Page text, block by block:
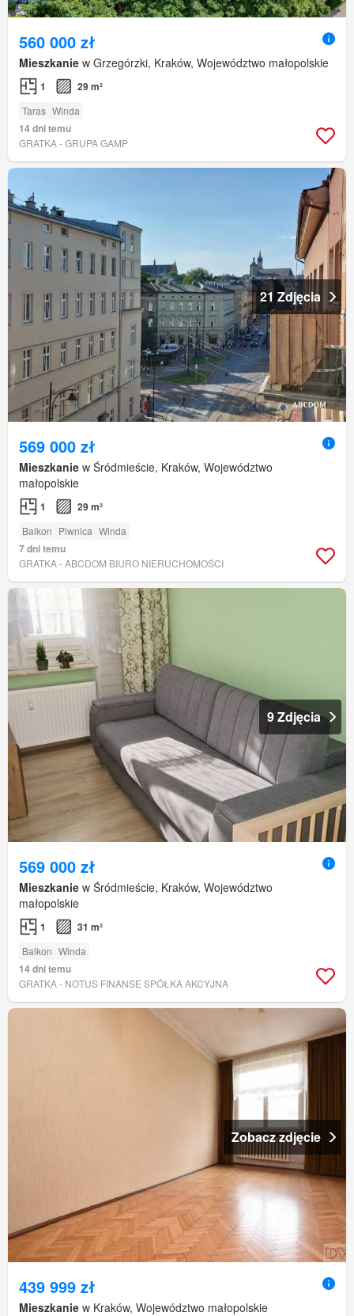
560 000 zł
Mieszkanie w Grzegórzki, Kraków, Województwo małopolskie
1 29 m²
Taras Winda
14 dni temu
GRATKA - GRUPA GAMP
21 Zdjęcia
569 000 zł
Mieszkanie w Śródmieście, Kraków, Województwo
małopolskie
1 29 m²
Balkon Piwnica Winda
7 dni temu
GRATKA - ABCDOM BIURO NIERUCHOMOŚCI
9 Zdjęcia
569 000 zł
Mieszkanie w Śródmieście, Kraków, Województwo
małopolskie
1 31 m²
Balkon Winda
14 dni temu
GRATKA - NOTUS FINANSE SPÓŁKA AKCYJNA
Zobacz zdjęcie
439 999 zł
Mieszkanie w Kraków, Województwo małopolskie